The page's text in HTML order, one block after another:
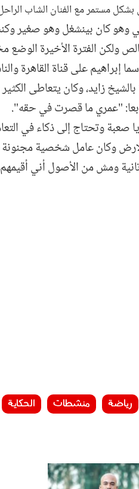
مستمر مع الفنان الشاب
كان بينشغل وهو صغير وكنت
ولكن الفترة الأخيرة الوضع
إبراهيم على قناة القاهرة
زايد، وكان يتعاطى
"عمري ما قصرت في حقه".
صعبة وتحتاج إلى ذكاء في
وكان عامل شخصية مجنونة
ومش من الأصول أني
رياضة منشطات الحكاية